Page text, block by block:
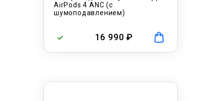
AirPods 4 ANC (с
шумоподавлением)
16 990 ₽